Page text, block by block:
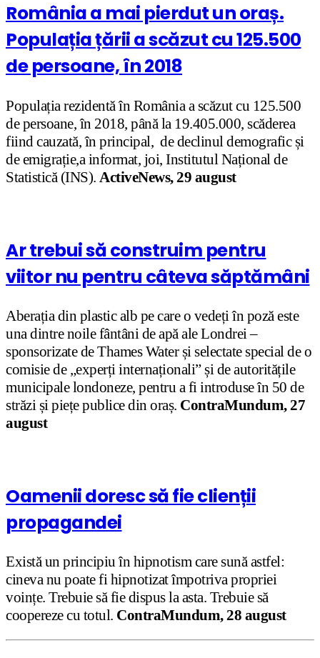
România a mai pierdut un oraș.
Populația țării a scăzut cu 125.500
de persoane, în 2018
Populația rezidentă în România a scăzut cu 125.500
de persoane, în 2018, până la 19.405.000, scăderea
fiind cauzată, în principal, de declinul demografic și
de emigrație,a informat, joi, Institutul Național de
Statistică (INS). ActiveNews, 29 august
Ar trebui să construim pentru
viitor nu pentru câteva săptămâni
Aberația din plastic alb pe care o vedeți în poză este
una dintre noile fântâni de apă ale Londrei –
sponsorizate de Thames Water și selectate special de o
comisie de „experți internaționali” și de autoritățile
municipale londoneze, pentru a fi introduse în 50 de
străzi și piețe publice din oraș. ContraMundum, 27
august
Oamenii doresc să fie clienții
propagandei
Există un principiu în hipnotism care sună astfel:
cineva nu poate fi hipnotizat împotriva propriei
voințe. Trebuie să fie dispus la asta. Trebuie să
coopereze cu totul. ContraMundum, 28 august